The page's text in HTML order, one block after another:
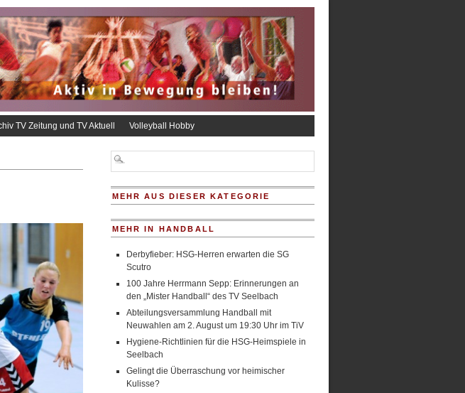
TV Zeitung und TV Aktuell Volleyball Hobby
MEHR AUS DIESER KATEGORIE
MEHR IN HANDBALL
Derbyfieber: HSG-Herren erwarten die SG
Scutro
100 Jahre Herrmann Sepp: Erinnerungen an
den „Mister Handball“ des TV Seelbach
Abteilungsversammlung Handball mit
Neuwahlen am 2. August um 19:30 Uhr im TiV
Hygiene-Richtlinien für die HSG-Heimspiele in
Seelbach
Gelingt die Überraschung vor heimischer
Kulisse?